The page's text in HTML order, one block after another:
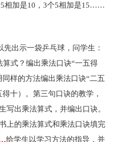
5相加是10，3个5相加是15……
出示一袋乒乓球，问学生：
式？编出乘法口诀“一五得
样的方法编出乘法口诀“二五
十）。第三句口诀的教学，
写出乘法算式，并编出口诀。
上的乘法算式和乘法口诀填完
给学生以学习方法的指导，并